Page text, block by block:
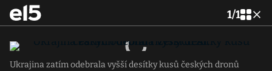
1/1
Ukrajina zatím odebrala vyšší desítky kusů českých dronů